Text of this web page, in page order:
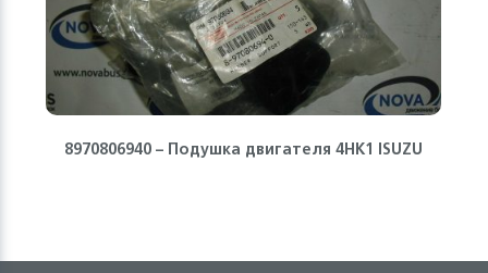
8970806940 – Подушка двигателя 4HK1 ISUZU